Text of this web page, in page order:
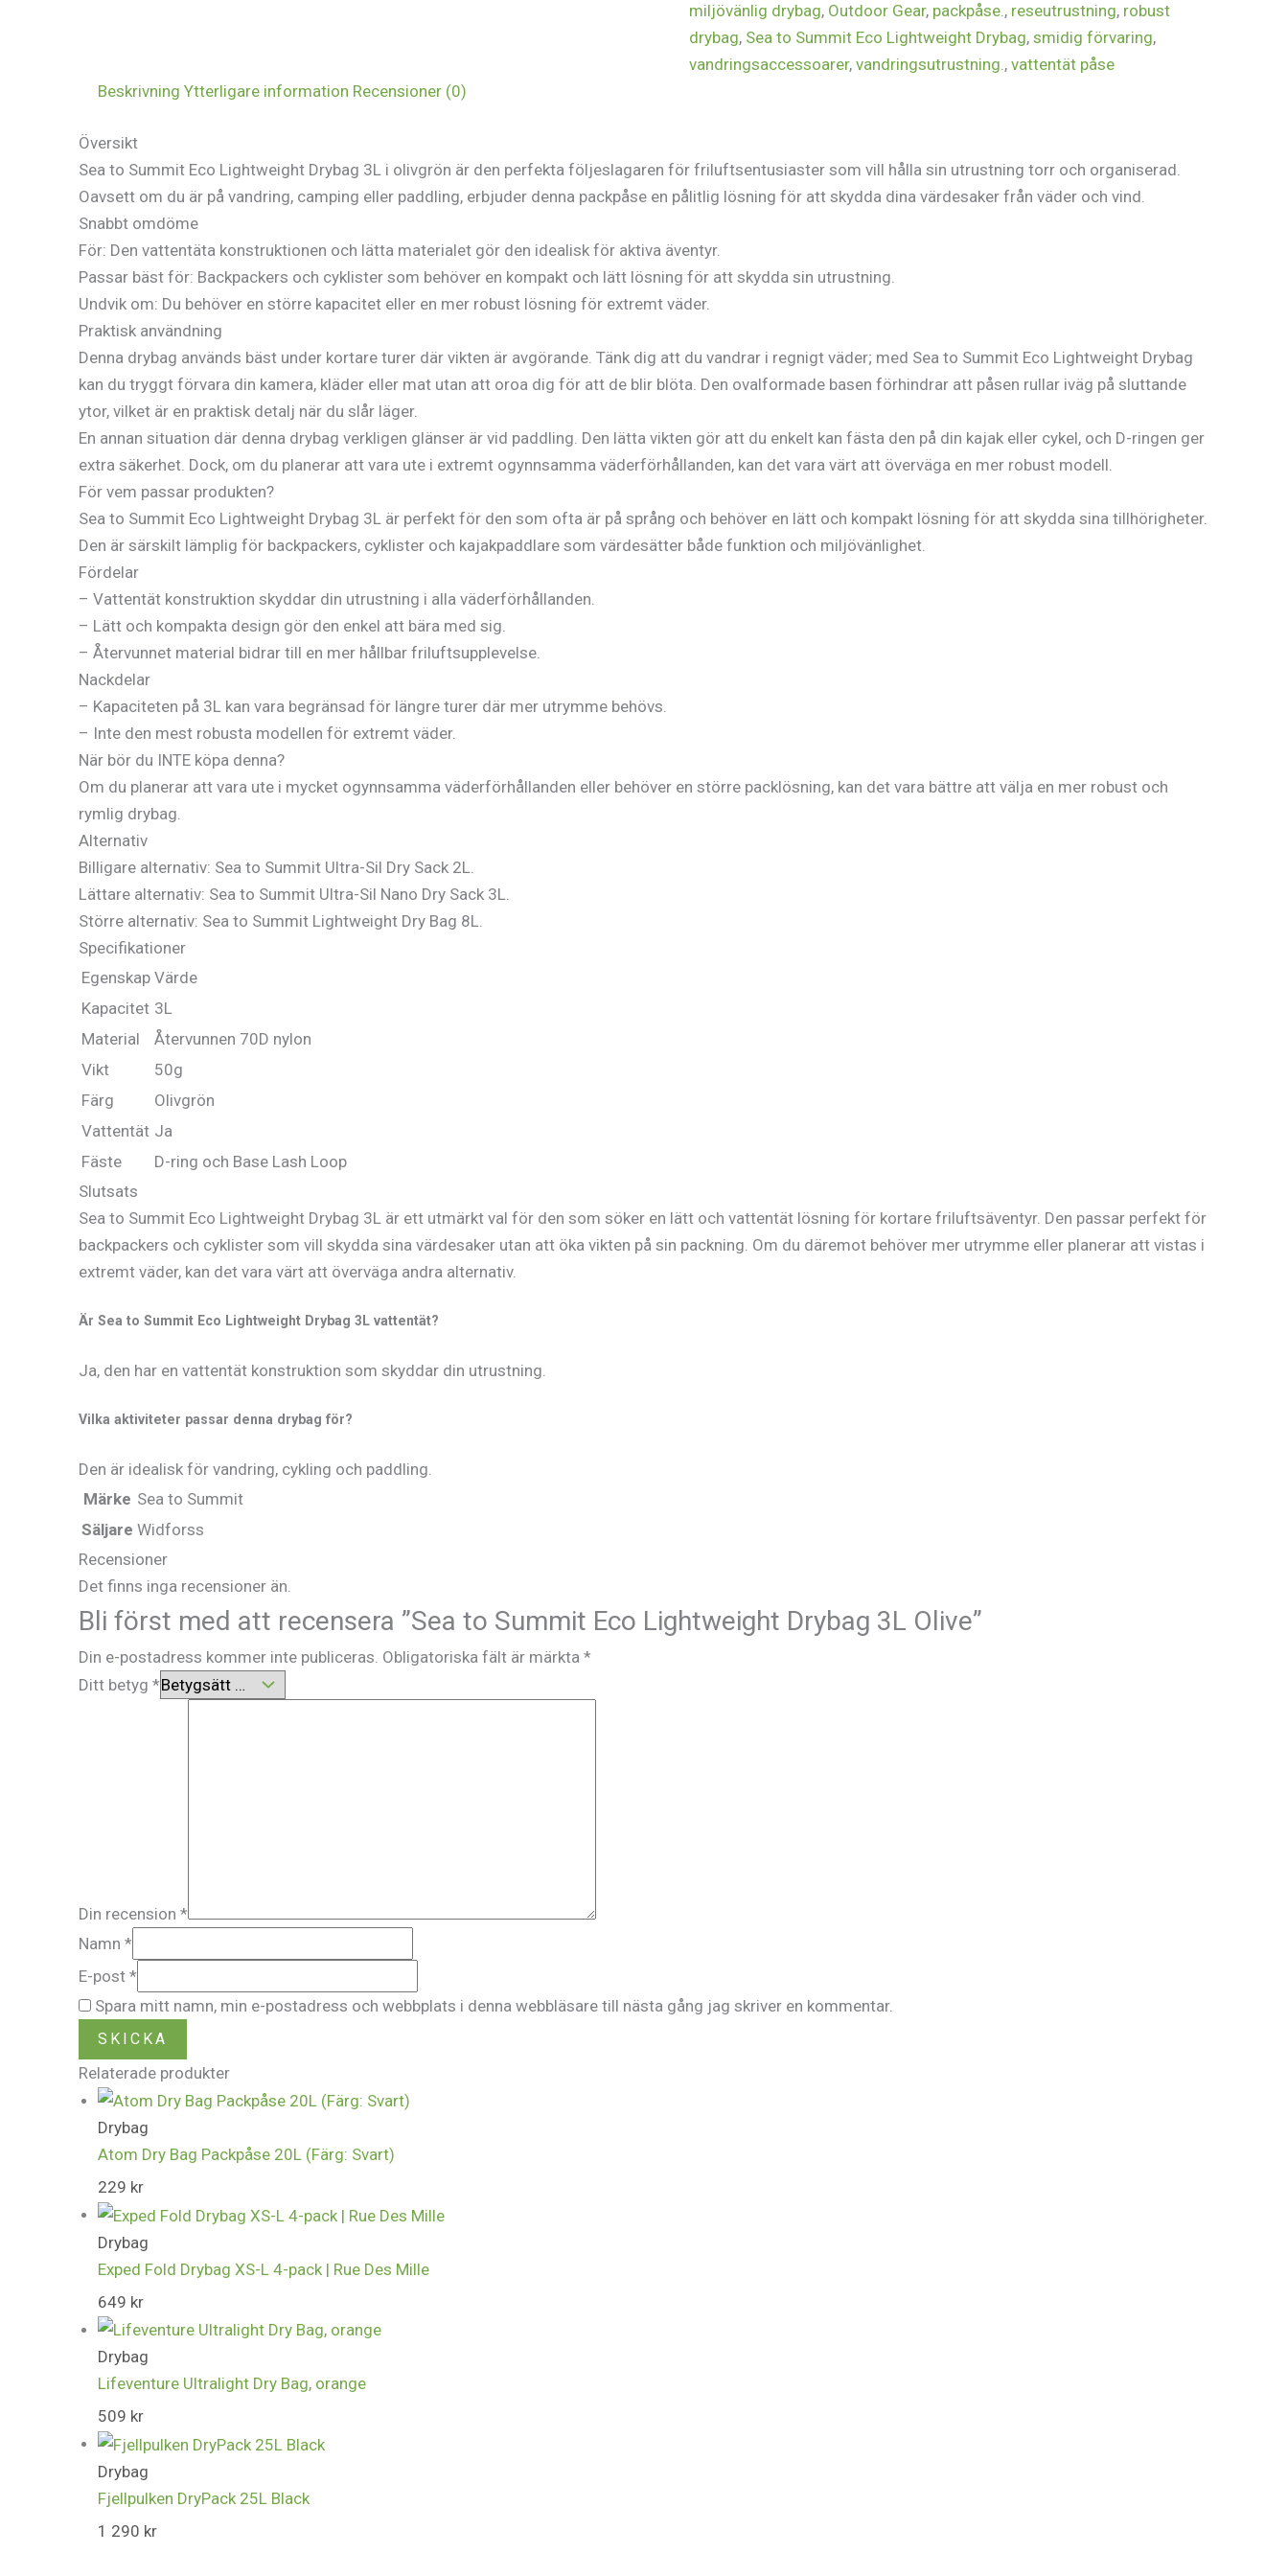
miljövänlig drybag, Outdoor Gear, packpåse., reseutrustning, robust
drybag, Sea to Summit Eco Lightweight Drybag,smidig förvaring,
vandringsaccessoarer,vandringsutrustning.,vattentät påse
Beskrivning Ytterligare information Recensioner (0)
Översikt
Sea to Summit Eco Lightweight Drybag 3L i olivgrön är den perfekta följeslagaren för friluftsentusiaster som vill hålla sin utrustning torr och organiserad.
Oavsett om du är på vandring, camping eller paddling, erbjuder denna packpåse en pålitlig lösning för att skydda dina värdesaker från väder och vind.
Snabbt omdöme
För: Den vattentäta konstruktionen och lätta materialet gör den idealisk för aktiva äventyr.
Passar bäst för: Backpackers och cyklister som behöver en kompakt och lätt lösning för att skydda sin utrustning.
Undvik om: Du behöver en större kapacitet eller en mer robust lösning för extremt väder.
Praktisk användning
Denna drybag används bäst under kortare turer där vikten är avgörande. Tänk dig att du vandrar i regnigt väder; med Sea to Summit Eco Lightweight Drybag
kan du tryggt förvara din kamera, kläder eller mat utan att oroa dig för att de blir blöta. Den ovalformade basen förhindrar att påsen rullar iväg på sluttande
ytor, vilket är en praktisk detalj när du slår läger.
En annan situation där denna drybag verkligen glänser är vid paddling. Den lätta vikten gör att du enkelt kan fästa den på din kajak eller cykel, och D-ringen ger
extra säkerhet. Dock, om du planerar att vara ute i extremt ogynnsamma väderförhållanden, kan det vara värt att överväga en mer robust modell.
För vem passar produkten?
Sea to Summit Eco Lightweight Drybag 3L är perfekt för den som ofta är på språng och behöver en lätt och kompakt lösning för att skydda sina tillhörigheter.
Den är särskilt lämplig för backpackers, cyklister och kajakpaddlare som värdesätter både funktion och miljövänlighet.
Fördelar
– Vattentät konstruktion skyddar din utrustning i alla väderförhållanden.
– Lätt och kompakta design gör den enkel att bära med sig.
– Återvunnet material bidrar till en mer hållbar friluftsupplevelse.
Nackdelar
– Kapaciteten på 3L kan vara begränsad för längre turer där mer utrymme behövs.
– Inte den mest robusta modellen för extremt väder.
När bör du INTE köpa denna?
Om du planerar att vara ute i mycket ogynnsamma väderförhållanden eller behöver en större packlösning, kan det vara bättre att välja en mer robust och
rymlig drybag.
Alternativ
Billigare alternativ: Sea to Summit Ultra-Sil Dry Sack 2L.
Lättare alternativ: Sea to Summit Ultra-Sil Nano Dry Sack 3L.
Större alternativ: Sea to Summit Lightweight Dry Bag 8L.
Specifikationer
Egenskap Värde
Kapacitet 3L
Material
Återvunnen 70D nylon
Vikt
50g
Färg
Olivgrön
Vattentät Ja
Fäste
D-ring och Base Lash Loop
Slutsats
Sea to Summit Eco Lightweight Drybag 3L är ett utmärkt val för den som söker en lätt och vattentät lösning för kortare friluftsäventyr. Den passar perfekt för
backpackers och cyklister som vill skydda sina värdesaker utan att öka vikten på sin packning. Om du däremot behöver mer utrymme eller planerar att vistas i
extremt väder, kan det vara värt att överväga andra alternativ.
Är Sea to Summit Eco Lightweight Drybag 3L vattentät?
Ja, den har en vattentät konstruktion som skyddar din utrustning.
Vilka aktiviteter passar denna drybag för?
Den är idealisk för vandring, cykling och paddling.
Märke Sea to Summit
Säljare Widforss
Recensioner
Det finns inga recensioner än.
Bli först med att recensera ”Sea to Summit Eco Lightweight Drybag 3L Olive”
Din e-postadress kommer inte publiceras. Obligatoriska fält är märkta *
Ditt betyg *
Din recension *
Namn *
E-post *
Spara mitt namn, min e-postadress och webbplats i denna webbläsare till nästa gång jag skriver en kommentar.
Relaterade produkter
Drybag
Atom Dry Bag Packpåse 20L (Färg: Svart)
229 kr
Drybag
Exped Fold Drybag XS-L 4-pack | Rue Des Mille
649 kr
Drybag
Lifeventure Ultralight Dry Bag, orange
509 kr
Drybag
Fjellpulken DryPack 25L Black
1 290 kr